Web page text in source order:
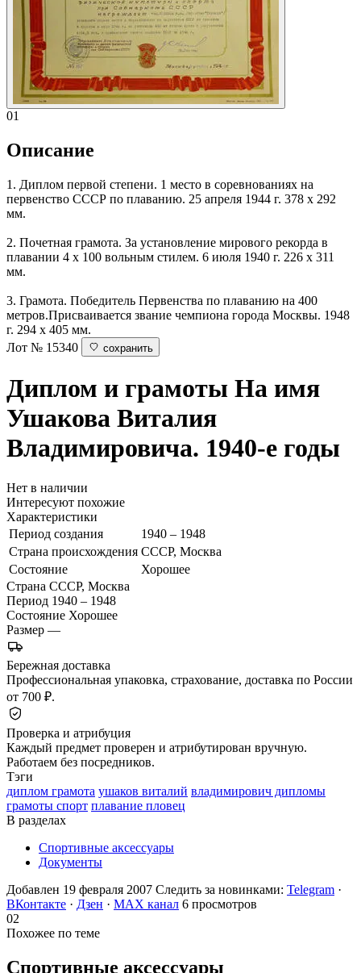
01
Описание
1. Диплом первой степени. 1 место в соревнованиях на
первенство СССР по плаванию. 25 апреля 1944 г. 378 х 292
мм.
2. Почетная грамота. За установление мирового рекорда в
плавании 4 х 100 вольным стилем. 6 июля 1940 г. 226 х 311
мм.
3. Грамота. Победитель Первенства по плаванию на 400
метров.Присваивается звание чемпиона города Москвы. 1948
г. 294 х 405 мм.
Лот № 15340
сохранить
Диплом и грамоты На имя
Ушакова Виталия
Владимировича. 1940-е годы
Нет в наличии
Интересуют похожие
Характеристики
Период создания
1940 – 1948
Страна происхождения СССР, Москва
Состояние
Хорошее
Страна СССР, Москва
Период 1940 – 1948
Состояние Хорошее
Размер —
Бережная доставка
Профессиональная упаковка, страхование, доставка по России
от 700 ₽.
Проверка и атрибуция
Каждый предмет проверен и атрибутирован вручную.
Работаем без посредников.
Тэги
диплом грамота ушаков виталий владимирович дипломы
грамоты спорт плавание пловец
В разделах
Спортивные аксессуары
Документы
Добавлен 19 февраля 2007 Следить за новинками: Telegram ·
ВКонтакте · Дзен · MAX канал 6 просмотров
02
Похожее по теме
Спортивные аксессуары